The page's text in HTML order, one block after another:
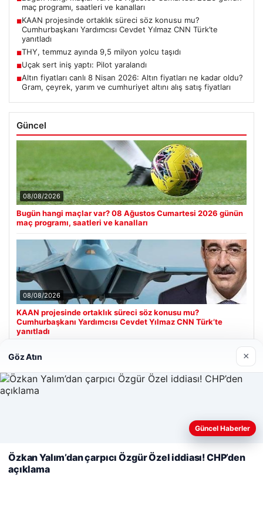
maç programı, saatleri ve kanalları
■KAAN projesinde ortaklık süreci söz konusu mu?
Cumhurbaşkanı Yardımcısı Cevdet Yılmaz CNN Türk’te
yanıtladı
■THY, temmuz ayında 9,5 milyon yolcu taşıdı
■Uçak sert iniş yaptı: Pilot yaralandı
■Altın fiyatları canlı 8 Nisan 2026: Altın fiyatları ne kadar oldu?
Gram, çeyrek, yarım ve cumhuriyet altını alış satış fiyatları
Güncel
08/08/2026
Bugün hangi maçlar var? 08 Ağustos Cumartesi 2026 günün
maç programı, saatleri ve kanalları
08/08/2026
KAAN projesinde ortaklık süreci söz konusu mu?
Cumhurbaşkanı Yardımcısı Cevdet Yılmaz CNN Türk’te
yanıtladı
Son Eklenen Firmalar
Web sitemizi nasıl kullandığınızı daha iyi anlayabilmek,
kullanıyoruz.
Çerez Politikamız
Reddet
Göz Atın ×
Güncel Haberler
Özkan Yalım’dan çarpıcı Özgür Özel iddiası! CHP’den
açıklama